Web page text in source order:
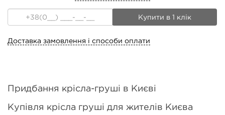
Купити в 1 клік
Доставка замовлення і способи оплати
Придбання крісла-груші в Києві
Купівля крісла груші для жителів Києва